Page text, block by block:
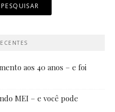
aos 40 anos – e foi
MEI – e você pode